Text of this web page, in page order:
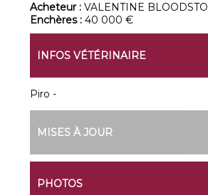
Acheteur :VALENTINE
Enchères :40 000 €
INFOS VÉTÉRINAIRE
Piro -
MISES À JOUR
PHOTOS